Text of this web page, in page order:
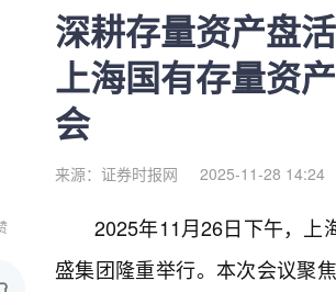
深耕存量资产盘
上海国有存量资
会
来源：证券时报网 2025-11-28 14:24
2025年11月26日下午，上
盛集团隆重举行。本次会议聚